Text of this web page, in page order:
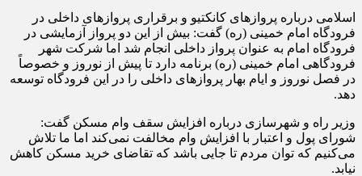
اسلامی درباره پروازهای کانکتیو و برقراری پروازهای داخلی در
فرودگاه امام خمینی (ره) گفت: بیش از این دو پرواز آزمایشی در
فرودگاه امام به عنوان پرواز داخلی انجام شد اما شرکت شهر
فرودگاهی امام خمینی (ره) برنامه دارد تا پیش از نوروز و خصوصاً
در فصل نوروز و ایام بهار پروازهای داخلی را در این فرودگاه توسعه
دهد.
وزیر راه و شهرسازی درباره افزایش سقف وام مسکن گفت:
شورای پول و اعتبار با افزایش وام مخالفت نمی‌کند اما ما تلاش
می‌کنیم که توان مردم تا جایی باشد که تقاضای خرید مسکن کاهش
نیابد.